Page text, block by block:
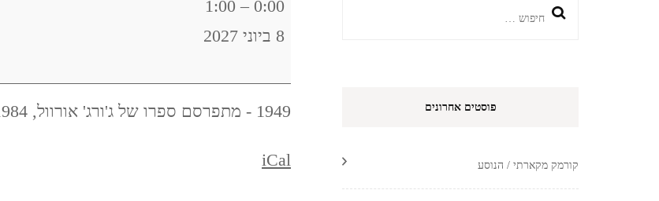
רדיו RADIO
בהיסטוריה
0:00
–
1:00
8 ביוני 2027
1949 - מתפרסם ספרו של ג'ורג' אורוול, 1984
iCal
חיפוש:
פוסטים אחרונים
קורמק מקארתי / הנוסע